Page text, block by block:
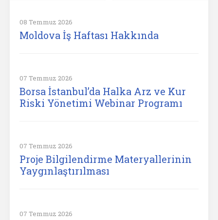
08 Temmuz 2026
Moldova İş Haftası Hakkında
07 Temmuz 2026
Borsa İstanbul’da Halka Arz ve Kur
Riski Yönetimi Webinar Programı
07 Temmuz 2026
Proje Bilgilendirme Materyallerinin
Yaygınlaştırılması
07 Temmuz 2026